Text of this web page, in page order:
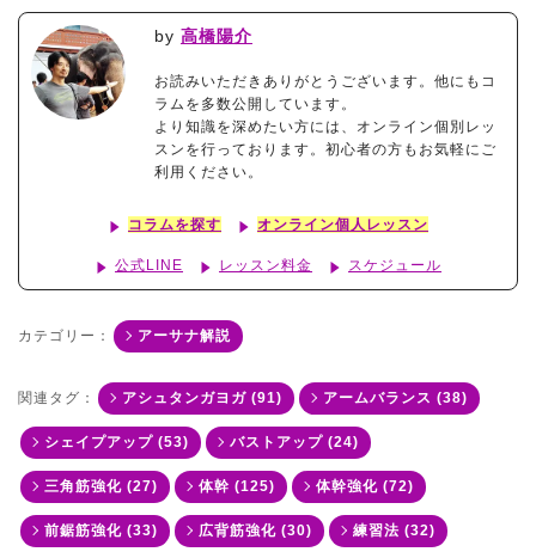
by 高橋陽介
お読みいただきありがとうございます。他にもコ
ラムを多数公開しています。
より知識を深めたい方には、オンライン個別レッ
スンを行っております。初心者の方もお気軽にご
利用ください。
コラムを探す オンライン個人レッスン
公式LINE レッスン料金 スケジュール
カテゴリー： アーサナ解説
関連タグ： アシュタンガヨガ (91) アームバランス (38)
シェイプアップ (53) バストアップ (24)
三角筋強化 (27) 体幹 (125) 体幹強化 (72)
前鋸筋強化 (33) 広背筋強化 (30) 練習法 (32)